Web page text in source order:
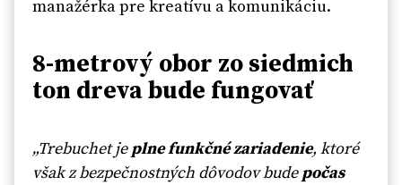
manažérka pre kreatívu a komunikáciu.
8-metrový obor zo siedmich
ton dreva bude fungovať
„Trebuchet jeplne funkčné zariadenie, ktoré
však z bezpečnostných dôvodov budepočas